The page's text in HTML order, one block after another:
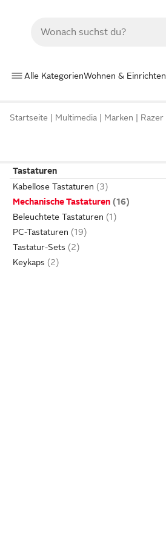
Alle KategorienWohnen & Einrichten
Startseite Multimedia Marken Razer
Tastaturen
Kabellose Tastaturen
Mechanische Tastaturen
Beleuchtete Tastaturen
PC-Tastaturen
Tastatur-Sets
Keykaps